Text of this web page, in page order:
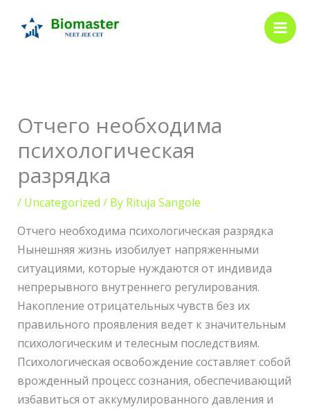
Отчего необходима
психологическая
разрядка
/ Uncategorized / By Rituja Sangole
Отчего необходима психологическая разрядка
Нынешняя жизнь изобилует напряженными
ситуациями, которые нуждаются от индивида
непрерывного внутреннего регулирования.
Накопление отрицательных чувств без их
правильного проявления ведет к значительным
психологическим и телесным последствиям.
Психологическая освобождение составляет собой
врожденный процесс сознания, обеспечивающий
избавиться от аккумулированного давления и